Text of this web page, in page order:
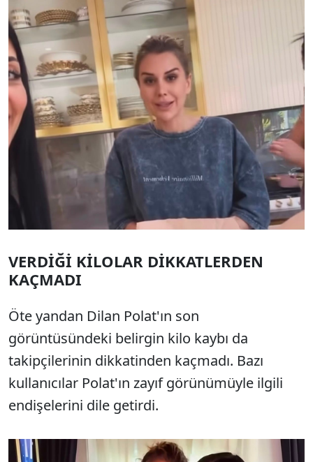
VERDİĞİ KİLOLAR DİKKATLERDEN
KAÇMADI
Öte yandan Dilan Polat'ın son
görüntüsündeki belirgin kilo kaybı da
takipçilerinin dikkatinden kaçmadı. Bazı
kullanıcılar Polat'ın zayıf görünümüyle ilgili
endişelerini dile getirdi.